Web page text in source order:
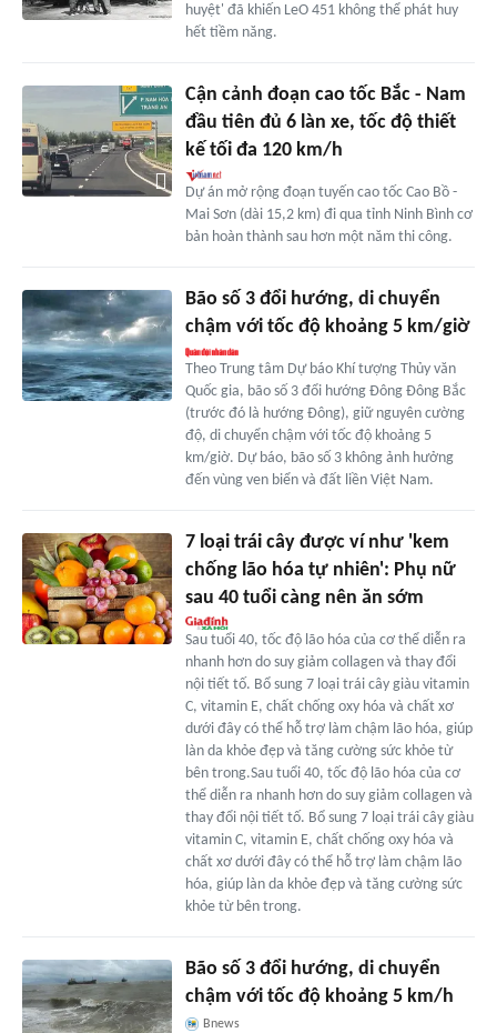
huyệt' đã khiến LeO 451 không thể phát huy
hết tiềm năng.
Cận cảnh đoạn cao tốc Bắc - Nam
đầu tiên đủ 6 làn xe, tốc độ thiết
kế tối đa 120 km/h
Dự án mở rộng đoạn tuyến cao tốc Cao Bồ -
Mai Sơn (dài 15,2 km) đi qua tỉnh Ninh Bình cơ
bản hoàn thành sau hơn một năm thi công.
Bão số 3 đổi hướng, di chuyển
chậm với tốc độ khoảng 5 km/giờ
Theo Trung tâm Dự báo Khí tượng Thủy văn
Quốc gia, bão số 3 đổi hướng Đông Đông Bắc
(trước đó là hướng Đông), giữ nguyên cường
độ, di chuyển chậm với tốc độ khoảng 5
km/giờ. Dự báo, bão số 3 không ảnh hưởng
đến vùng ven biển và đất liền Việt Nam.
7 loại trái cây được ví như 'kem
chống lão hóa tự nhiên': Phụ nữ
sau 40 tuổi càng nên ăn sớm
Sau tuổi 40, tốc độ lão hóa của cơ thể diễn ra
nhanh hơn do suy giảm collagen và thay đổi
nội tiết tố. Bổ sung 7 loại trái cây giàu vitamin
C, vitamin E, chất chống oxy hóa và chất xơ
dưới đây có thể hỗ trợ làm chậm lão hóa, giúp
làn da khỏe đẹp và tăng cường sức khỏe từ
bên trong.Sau tuổi 40, tốc độ lão hóa của cơ
thể diễn ra nhanh hơn do suy giảm collagen và
thay đổi nội tiết tố. Bổ sung 7 loại trái cây giàu
vitamin C, vitamin E, chất chống oxy hóa và
chất xơ dưới đây có thể hỗ trợ làm chậm lão
hóa, giúp làn da khỏe đẹp và tăng cường sức
khỏe từ bên trong.
Bão số 3 đổi hướng, di chuyển
chậm với tốc độ khoảng 5 km/h
Bnews